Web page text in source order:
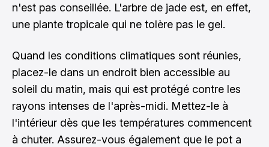
n'est pas conseillée. L'arbre de jade est, en effet,
une plante tropicale qui ne tolère pas le gel.
Quand les conditions climatiques sont réunies,
placez-le dans un endroit bien accessible au
soleil du matin, mais qui est protégé contre les
rayons intenses de l'après-midi. Mettez-le à
l'intérieur dès que les températures commencent
à chuter. Assurez-vous également que le pot a